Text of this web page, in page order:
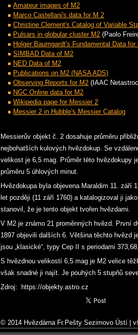
Amateur images of M2
Marco Castellani's data for M 2
Christine Clement's Catalog of Variable
Pulsars in globular cluster M2 (Paolo
Holger Baumgardt's Fundamental Data for
SIMBAD Data of M2
NED Data of M2
Publications on M2 (NASA ADS)
Observing Reports for M2 (IAAC
NGC Online data for M2
Wikipedia page for Messier 2
Messier 2 in Hubble's Messier Catalog
Messierův objekt č. 2 dosahuje průměru
nejbohatších kulových hvězdokup. Se
velikost je 6,5 mag. Průměr této hvězdokupy
průměru 5 úhlových minut.
Hvězdokupa byla objevena Maraldim 11. září
let později (11 září 1760) a katalogizoval ji
stanovil, že je tento objekt tvořen hvězdami.
V M2 je známo 21 proměnných hvězd. První
1897 objevili dalších 6. Většina těchto hvězd
jsou „klasické“, typy Cep II s periodami
S hvězdnou velikostí 6,5 mag je M2 velice
však snadné ji najít. Je pouhých 5 stupňů
Zdroj: https://objekty.astro.cz
© 2014 Hvězdárna Fr.Pešty Sezimovo Ústí|